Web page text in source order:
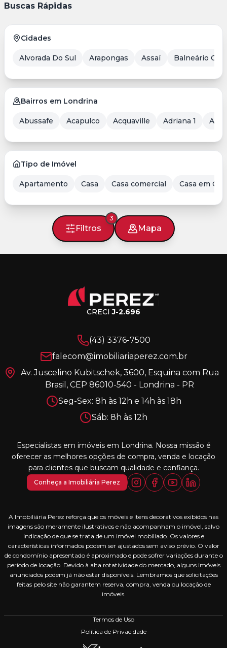
Filtros
3
Mapa
Buscas Rápidas
Cidades
Alvorada Do Sul Arapongas Assaí Balneário
Bairros em Londrina
Abussafe Acapulco Acquaville Adriana 1
Tipo de Imóvel
Apartamento Casa Casa comercial Casa em
CRECIJ-2.696
(43) 3376-7500
falecom@imobiliariaperez.com.br
Av. Juscelino Kubitschek, 3600, Esquina com Rua
Brasil, CEP 86010-540 - Londrina - PR
Seg-Sex: 8h às 12h e 14h às 18h
Sáb: 8h às 12h
Especialistas em imóveis em Londrina. Nossa missão é
oferecer as melhores opções de compra, venda e locação
para clientes que buscam qualidade e confiança.
Conheça a Imobiliária Perez
A Imobiliária Perez reforça que os móveis e itens decorativos exibidos nas
imagens são meramente ilustrativos e não acompanham o imóvel, salvo
indicação de que se trata de um imóvel mobiliado. Os valores e
características informados podem ser ajustados sem aviso prévio. O valor
de condomínio apresentado é aproximado e pode sofrer variações durante o
período de locação. Devido à alta rotatividade do mercado, alguns imóveis
anunciados podem já não estar disponíveis. Lembramos que solicitações
feitas pelo site não garantem reserva, compra, venda ou locação de
imóveis.
Termos de Uso
Política de Privacidade